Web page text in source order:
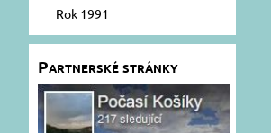
Rok 1991
Partnerské stránky